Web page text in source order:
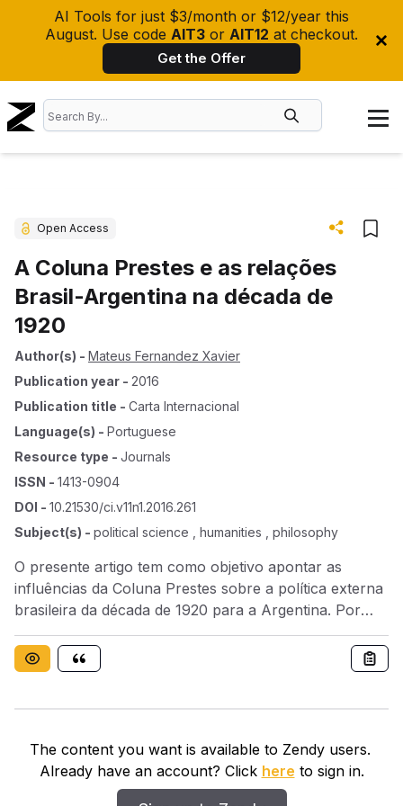
AI Tools for just $3/month or $12/year this
August. Use code AIT3 or AIT12 at checkout.
Get the Offer
Open Access
A Coluna Prestes e as relações
Brasil-Argentina na década de
1920
Author(s) - Mateus Fernandez Xavier
Publication year - 2016
Publication title - Carta Internacional
Language(s) - Portuguese
Resource type - Journals
ISSN - 1413-0904
DOI - 10.21530/ci.v11n1.2016.261
Subject(s) - political science , humanities , philosophy
O presente artigo tem como objetivo apontar as
influências da Coluna Prestes sobre a política externa
brasileira da década de 1920 para a Argentina. Por
meio da análise do contexto político, social,
econômico e internacional do país, foi possível
compreender as condicionalidades impostas à atuação
tiveram origem no interior dessa instituição também
forneceu elementos importantes para o
estabelecimento da relação existente entre a Coluna
The content you want is available to Zendy users.
Already have an account? Click here to sign in.